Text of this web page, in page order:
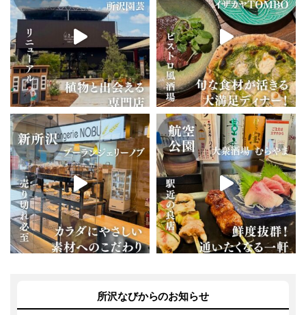
所沢なびからのお知らせ